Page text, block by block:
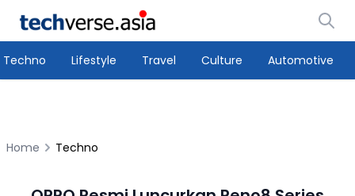
Techno Lifestyle Travel Culture Automotive
Home Techno